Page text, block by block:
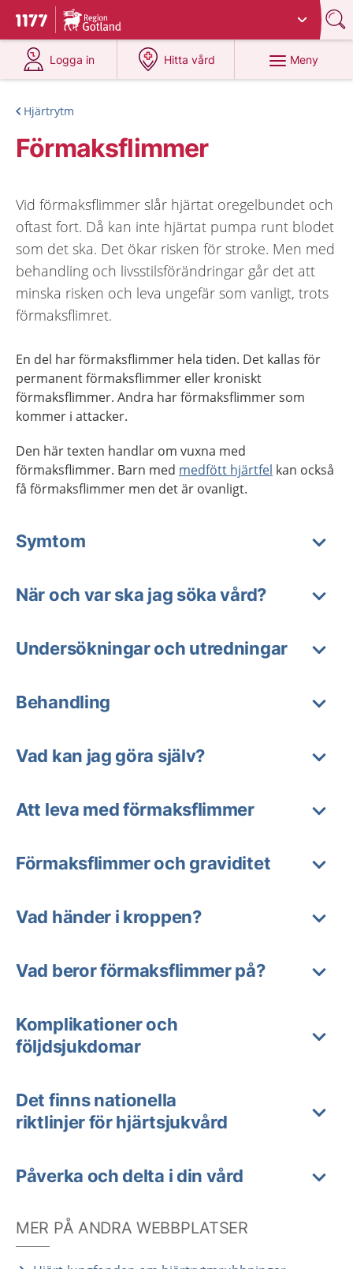
Till startsidan för 1177
Du har valt region
Logga in
på 1177.se
Hitta vård
på 1177.se
Meny
Hjärtrytm
Förmaksflimmer
Vid förmaksflimmer slår hjärtat oregelbundet och
oftast fort. Då kan inte hjärtat pumpa runt blodet
som det ska. Det ökar risken för stroke. Men med
behandling och livsstilsförändringar går det att
minska risken och leva ungefär som vanligt, trots
förmaksflimret.
En del har förmaksflimmer hela tiden. Det kallas för
permanent förmaksflimmer eller kroniskt
förmaksflimmer. Andra har förmaksflimmer som
kommer i attacker.
Den här texten handlar om vuxna med
förmaksflimmer. Barn med medfött hjärtfel kan också
få förmaksflimmer men det är ovanligt.
Symtom
När och var ska jag söka vård?
Undersökningar och utredningar
Behandling
Vad kan jag göra själv?
Att leva med förmaksflimmer
Förmaksflimmer och graviditet
Vad händer i kroppen?
Vad beror förmaksflimmer på?
Komplikationer och
följdsjukdomar
Det finns nationella
riktlinjer för hjärtsjukvård
Påverka och delta i din vård
MER PÅ ANDRA WEBBPLATSER